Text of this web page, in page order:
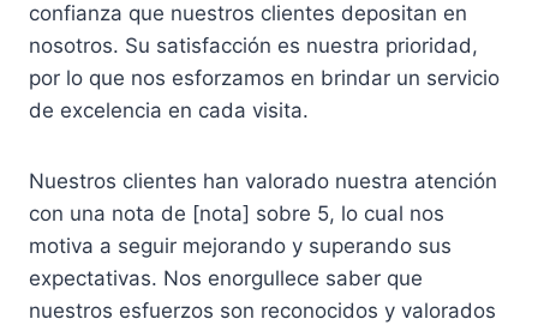
confianza que nuestros clientes depositan en
nosotros. Su satisfacción es nuestra prioridad,
por lo que nos esforzamos en brindar un servicio
de excelencia en cada visita.
Nuestros clientes han valorado nuestra atención
con una nota de [nota] sobre 5, lo cual nos
motiva a seguir mejorando y superando sus
expectativas. Nos enorgullece saber que
nuestros esfuerzos son reconocidos y valorados